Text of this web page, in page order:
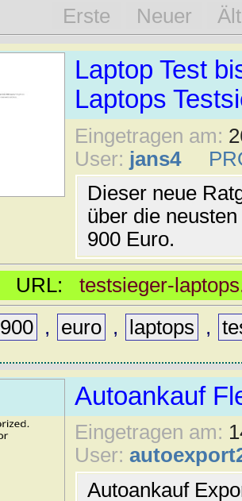
Erste Neuer
Laptop Test
Laptops
Eingetragen am:
User: jans4
Dieser neue
über die
900 Euro.
URL: testsieger-
900 , euro , laptops ,
Autoankauf
Eingetragen am:
User:
Autoankauf